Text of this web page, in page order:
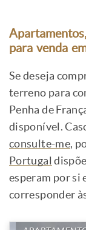
para venda
Se deseja
terreno para
Penha de
disponível.
consulte-me,
Portugal
esperam por si
corresponder